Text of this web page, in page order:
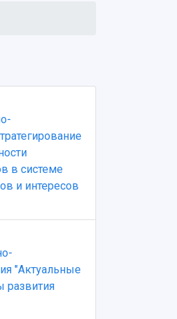
в системе
и интересов
"Актуальные
развития